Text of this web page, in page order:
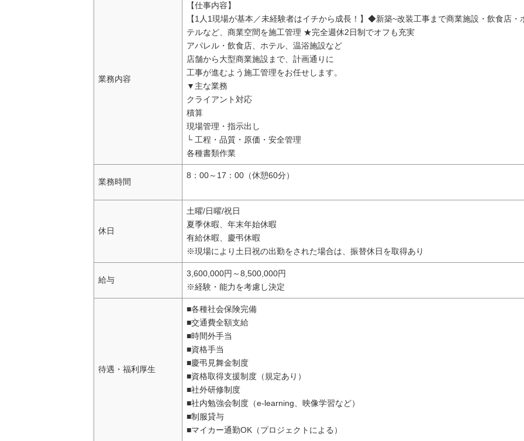
業務内容
【仕事内容】
【1人1現場が基本／未経験者はイチから成長！】◆新築~改装工事まで商業施設・飲食店・
テルなど、商業空間を施工管理 ★完全週休2日制でオフも充実
アパレル・飲食店、ホテル、温浴施設など
店舗から大型商業施設まで、計画通りに
工事が進むよう施工管理をお任せします。
▼主な業務
クライアント対応
積算
現場管理・指示出し
└ 工程・品質・原価・安全管理
各種書類作業
業務時間
8：00～17：00（休憩60分）
休日
土曜/日曜/祝日
夏季休暇、年末年始休暇
有給休暇、慶弔休暇
※現場により土日祝の出勤をされた場合は、振替休日を取得あり
給与
3,600,000円～8,500,000円
※経験・能力を考慮し決定
待遇・福利厚生
■各種社会保険完備
■交通費全額支給
■時間外手当
■資格手当
■慶弔見舞金制度
■資格取得支援制度（規定あり）
■社外研修制度
■社内勉強会制度（e-learning、映像学習など）
■制服貸与
■マイカー通勤OK（プロジェクトによる）